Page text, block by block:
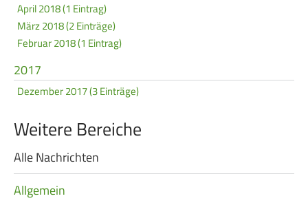
April 2018 (1 Eintrag)
März 2018 (2 Einträge)
Februar 2018 (1 Eintrag)
2017
Dezember 2017 (3 Einträge)
Weitere Bereiche
Navigation
überspringen
Alle Nachrichten
Allgemein